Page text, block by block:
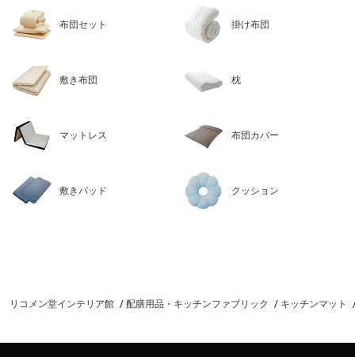
布団セット 掛け布団
敷き布団 枕
マットレス 布団カバー
敷きパッド クッション
リコメン堂インテリア館 配膳用品・キッチンファブリック キッチンマット